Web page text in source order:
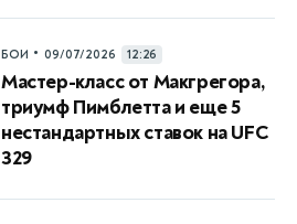
БОИ • 09/07/2026 12:26
Мастер-класс от Макгрегора,
триумф Пимблетта и еще 5
нестандартных ставок на UFC
329